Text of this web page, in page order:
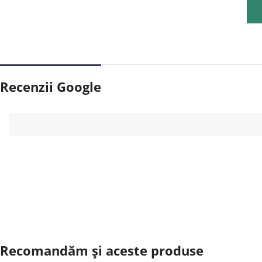
Recenzii Google
Recomandăm și aceste produse